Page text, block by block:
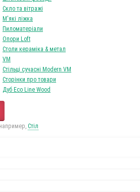
Скло та вітражі
М'які ліжка
Пиломатеріали
Опори Loft
Столи кераміка & метал
VM
Стільці сучасні Modern VM
Сторінки про товари
Дуб Eco Line Wood
Стіл